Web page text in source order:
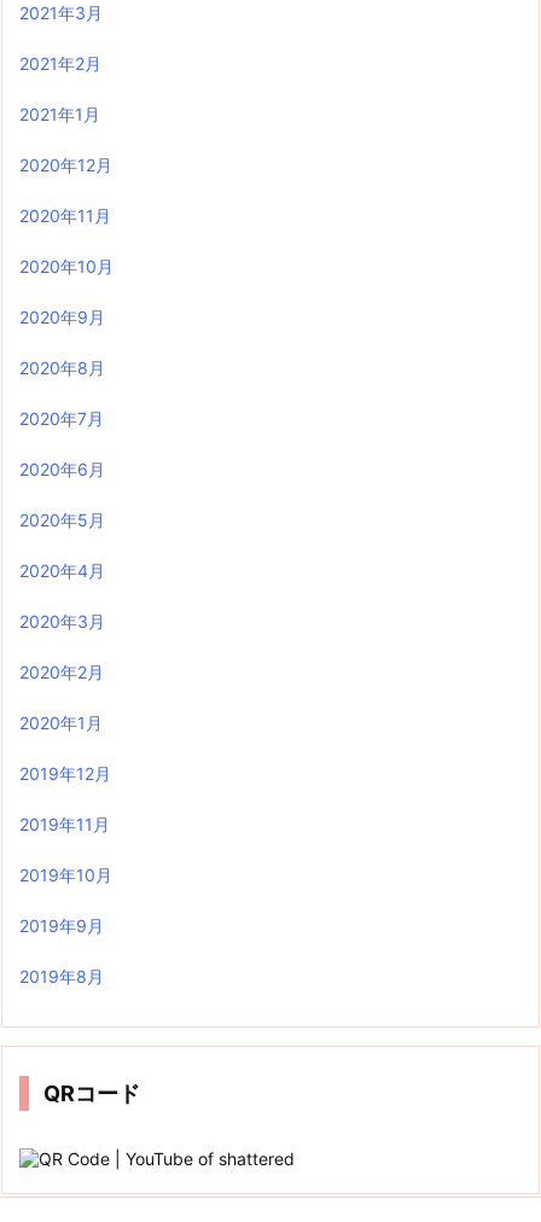
2021年3月
2021年2月
2021年1月
2020年12月
2020年11月
2020年10月
2020年9月
2020年8月
2020年7月
2020年6月
2020年5月
2020年4月
2020年3月
2020年2月
2020年1月
2019年12月
2019年11月
2019年10月
2019年9月
2019年8月
QRコード